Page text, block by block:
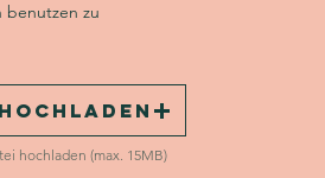
benutzen zu
hochladen (max. 15MB)